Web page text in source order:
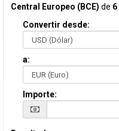
Central Europeo (BCE) de
Convertir desde:
a:
Importe: